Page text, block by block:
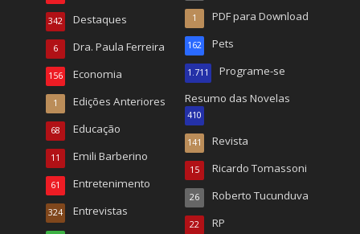
Destaques
342
Dra. Paula Ferreira
6
Economia
156
Edições Anteriores
1
Educação
68
Emili Barberino
11
Entretenimento
61
Entrevistas
324
PDF para Download
1
Pets
162
Programe-se
1.711
Resumo das Novelas
410
Revista
141
Ricardo Tomassoni
15
Roberto Tucunduva
26
RP
22